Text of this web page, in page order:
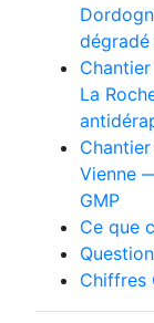
La
Vienne
GMP
Ce que
Chiffres